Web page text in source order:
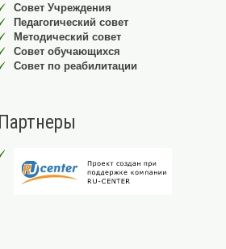
Совет Учреждения
Педагогический совет
Методический совет
Совет обучающихся
Совет по реабилитации
Партнеры